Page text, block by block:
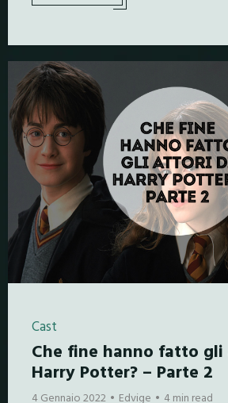
Cast
Che fine hanno fatto
Harry Potter? – Parte 2
4 Gennaio 2022 Edvige 4 min read